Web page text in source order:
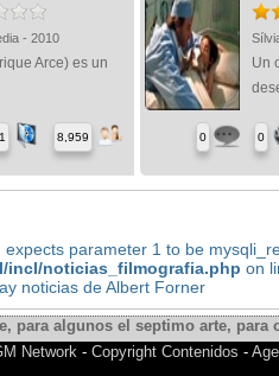
- 2010
Arce) es un
1 8,959
Un
0 0
expects parameter 1 to be
incl/noticias_filmografia.php on
noticias de Albert Forner
para algunos el septimo arte,
Network- Copyright Contenidos -